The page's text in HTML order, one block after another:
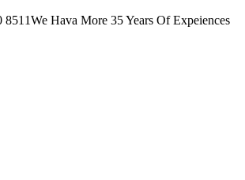
8511We Hava More 35 Years Of Expeiences